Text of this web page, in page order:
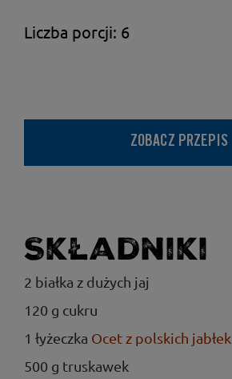
Liczba porcji: 6
ZOBACZ PRZEPIS
Składniki
2 białka z dużych jaj
120 g cukru
1 łyżeczka Ocet z polskich jabłek
500 g truskawek